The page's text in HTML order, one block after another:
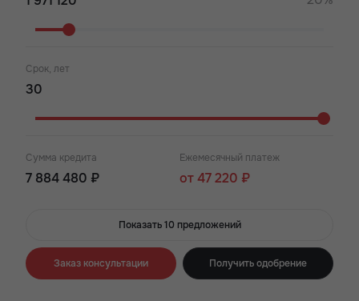
Срок, лет
Сумма кредита
7 884 480 ₽
Ежемесячный платеж
от 47 220 ₽
Показать 10 предложений
Заказ консультации Получить одобрение